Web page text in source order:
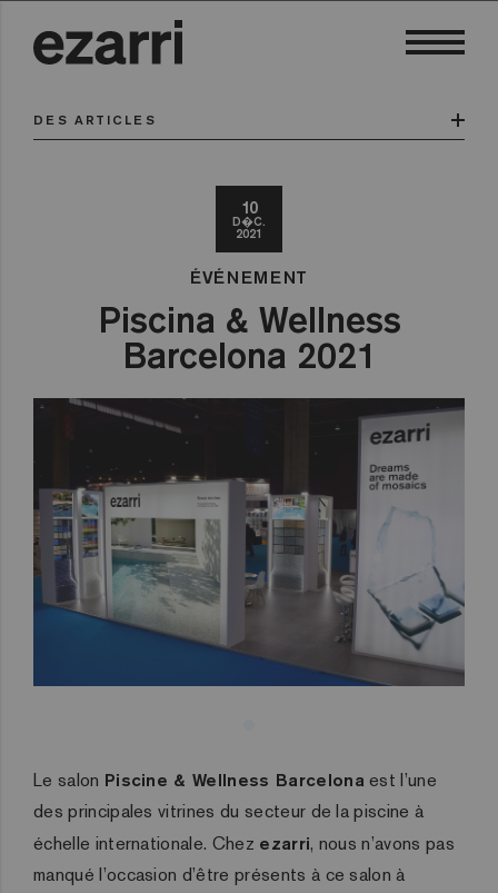
DES ARTICLES
10
D�C.
2021
ÉVÉNEMENT
Piscina & Wellness
Barcelona 2021
Le salon Piscine & Wellness Barcelona est l’une
des principales vitrines du secteur de la piscine à
échelle internationale. Chez ezarri, nous n’avons pas
manqué l’occasion d’être présents à ce salon à